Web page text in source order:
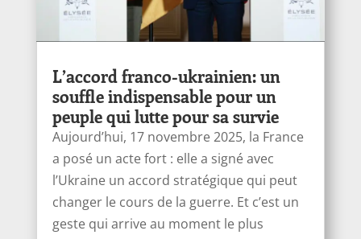
L’accord franco-ukrainien: un
souffle indispensable pour un
peuple qui lutte pour sa survie
Aujourd’hui, 17 novembre 2025, la France
a posé un acte fort : elle a signé avec
l’Ukraine un accord stratégique qui peut
changer le cours de la guerre. Et c’est un
geste qui arrive au moment le plus